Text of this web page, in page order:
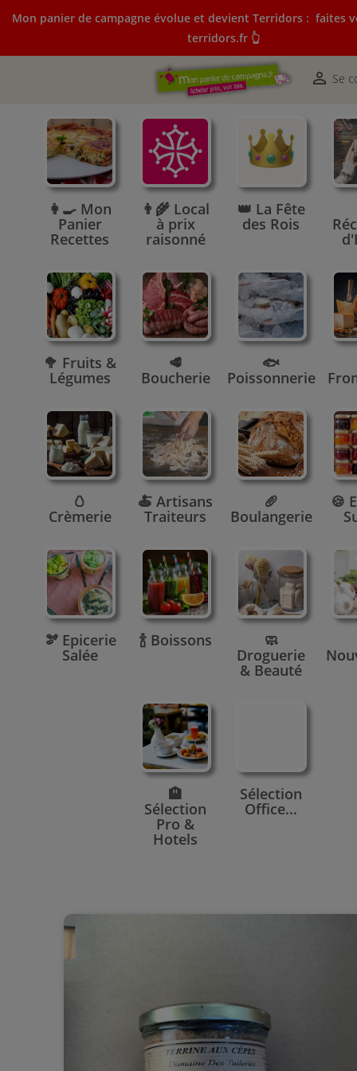
Mon panier de campagne évolue et devient Terridors : faites
terridors.fr 👆
 Se
Mon panier de campagne évolue et devient Terridors:
courses sur terridors.fr 👆
👩‍🍳 Mon
Panier
Recettes
👨‍🌾 Local
à prix
raisonné
👑 La Fête
des Rois
🥦 Fruits &
Légumes
🥩
Boucherie
🐟
Poissonnerie
🥚
Crèmerie
🍝 Artisans
Traiteurs
🥖
Boulangerie
🍪
🫘 Epicerie
Salée
🍾 Boissons 🧼
Droguerie
& Beauté
🏨
Sélection
Pro &
Hotels
Sélection
Office...